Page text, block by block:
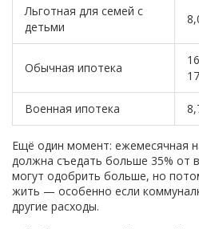
Льготная для семей с
детьми
Обычная ипотека
Военная ипотека
Ещё один момент: ежемесячная
должна съедать больше 35% от
могут одобрить больше, но
жить — особенно если
другие расходы.